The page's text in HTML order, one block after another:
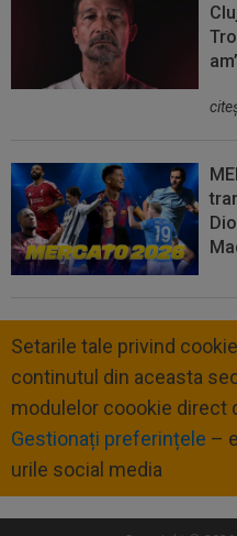
Setarile tale privind
continutul din aceasta
modulelor coookie direct
Gestionați preferințele –
urile social media